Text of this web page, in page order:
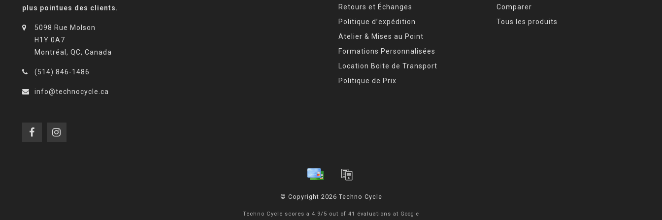
plus pointues des clients.
5098 Rue Molson
H1Y 0A7
Montréal, QC, Canada
(514) 846-1486
info@technocycle.ca
Retours et Échanges
Politique d’expédition
Atelier & Mises au Point
Formations Personnalisées
Location Boite de Transport
Politique de Prix
Comparer
Tous les produits
© Copyright 2026 Techno Cycle
Techno Cycle scores a 4.9/ 5 out of 41 évaluations at Google